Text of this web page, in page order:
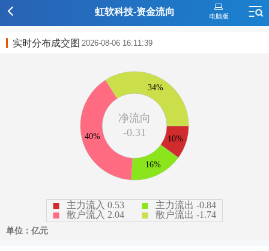
虹软科技-资金流向
实时分布成交图 2026-08-06 16:11:39